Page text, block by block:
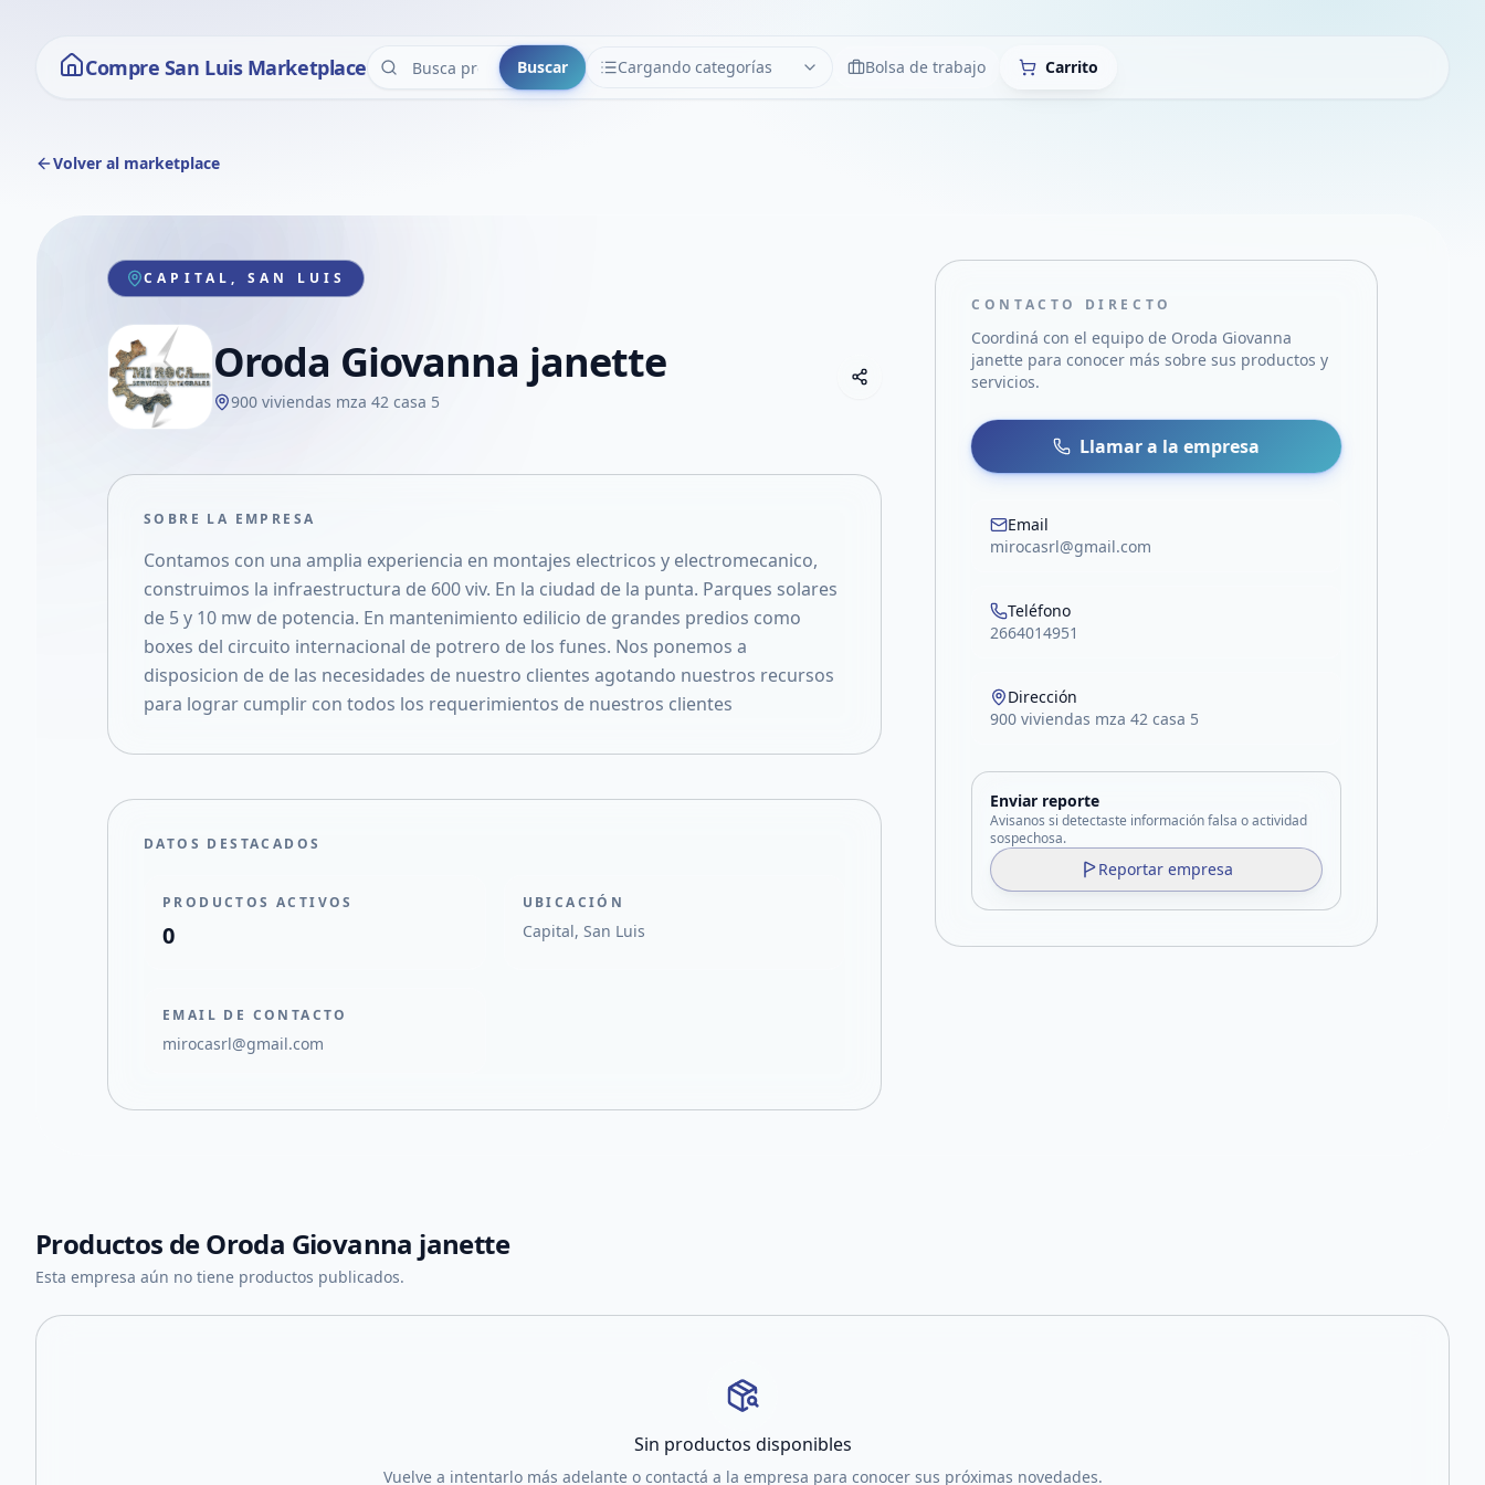
Compre San Luis Marketplace Buscar Cargando categorías
CATEGORÍAS LimpiarBolsa de trabajo Carrito
Volver al marketplace
CAPITAL, SAN LUIS
Oroda Giovanna janette
900 viviendas mza 42 casa 5
Compartir empresa
Compartir por WhatsApp
Compartir por mail
Compartir en Facebook
SOBRE LA EMPRESA
Contamos con una amplia experiencia en montajes electricos y electromecanico,
construimos la infraestructura de 600 viv. En la ciudad de la punta. Parques solares
de 5 y 10 mw de potencia. En mantenimiento edilicio de grandes predios como
boxes del circuito internacional de potrero de los funes. Nos ponemos a
disposicion de de las necesidades de nuestro clientes agotando nuestros recursos
para lograr cumplir con todos los requerimientos de nuestros clientes
DATOS DESTACADOS
PRODUCTOS ACTIVOS
0
UBICACIÓN
Capital, San Luis
EMAIL DE CONTACTO
mirocasrl@gmail.com
CONTACTO DIRECTO
Coordiná con el equipo de Oroda Giovanna
janette para conocer más sobre sus productos y
servicios.
Llamar a la empresa
Email
mirocasrl@gmail.com
Teléfono
2664014951
Dirección
900 viviendas mza 42 casa 5
Enviar reporte
Avisanos si detectaste información falsa o actividad
sospechosa.
Reportar empresa
Productos deOroda Giovanna janette
Esta empresa aún no tiene productos publicados.
Sin productos disponibles
Vuelve a intentarlo más adelante o contactá a la empresa para conocer sus próximas novedades.